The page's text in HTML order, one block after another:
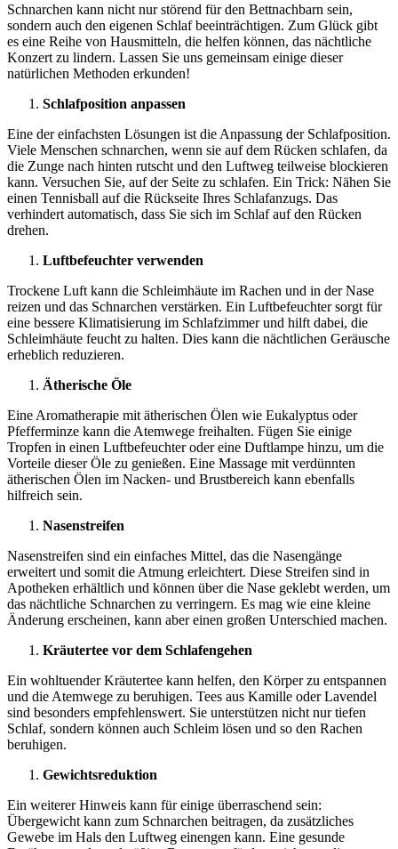
Schnarchen kann nicht nur störend für den Bettnachbarn sein,
sondern auch den eigenen Schlaf beeinträchtigen. Zum Glück gibt
es eine Reihe von Hausmitteln, die helfen können, das nächtliche
Konzert zu lindern. Lassen Sie uns gemeinsam einige dieser
natürlichen Methoden erkunden!
Schlafposition anpassen
Eine der einfachsten Lösungen ist die Anpassung der Schlafposition.
Viele Menschen schnarchen, wenn sie auf dem Rücken schlafen, da
die Zunge nach hinten rutscht und den Luftweg teilweise blockieren
kann. Versuchen Sie, auf der Seite zu schlafen. Ein Trick: Nähen Sie
einen Tennisball auf die Rückseite Ihres Schlafanzugs. Das
verhindert automatisch, dass Sie sich im Schlaf auf den Rücken
drehen.
Luftbefeuchter verwenden
Trockene Luft kann die Schleimhäute im Rachen und in der Nase
reizen und das Schnarchen verstärken. Ein Luftbefeuchter sorgt für
eine bessere Klimatisierung im Schlafzimmer und hilft dabei, die
Schleimhäute feucht zu halten. Dies kann die nächtlichen Geräusche
erheblich reduzieren.
Ätherische Öle
Eine Aromatherapie mit ätherischen Ölen wie Eukalyptus oder
Pfefferminze kann die Atemwege freihalten. Fügen Sie einige
Tropfen in einen Luftbefeuchter oder eine Duftlampe hinzu, um die
Vorteile dieser Öle zu genießen. Eine Massage mit verdünnten
ätherischen Ölen im Nacken- und Brustbereich kann ebenfalls
hilfreich sein.
Nasenstreifen
Nasenstreifen sind ein einfaches Mittel, das die Nasengänge
erweitert und somit die Atmung erleichtert. Diese Streifen sind in
Apotheken erhältlich und können über die Nase geklebt werden, um
das nächtliche Schnarchen zu verringern. Es mag wie eine kleine
Änderung erscheinen, kann aber einen großen Unterschied machen.
Kräutertee vor dem Schlafengehen
Ein wohltuender Kräutertee kann helfen, den Körper zu entspannen
und die Atemwege zu beruhigen. Tees aus Kamille oder Lavendel
sind besonders empfehlenswert. Sie unterstützen nicht nur tiefen
Schlaf, sondern können auch Schleim lösen und so den Rachen
beruhigen.
Gewichtsreduktion
Ein weiterer Hinweis kann für einige überraschend sein:
Übergewicht kann zum Schnarchen beitragen, da zusätzliches
Gewebe im Hals den Luftweg einengen kann. Eine gesunde